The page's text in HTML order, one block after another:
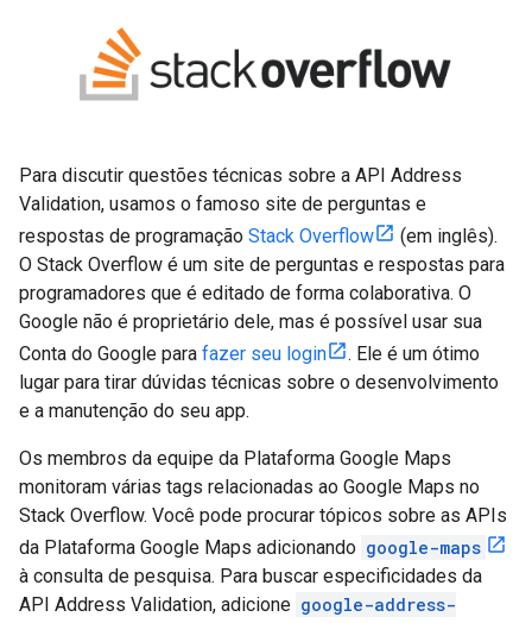
Para discutir questões técnicas sobre a API Address
Validation, usamos o famoso site de perguntas e
respostas de programação Stack Overflow
(em inglês).
O Stack Overflow é um site de perguntas e respostas para
programadores que é editado de forma colaborativa. O
Google não é proprietário dele, mas é possível usar sua
Conta do Google para fazer seu login
. Ele é um ótimo
lugar para tirar dúvidas técnicas sobre o desenvolvimento
e a manutenção do seu app.
Os membros da equipe da Plataforma Google Maps
monitoram várias tags relacionadas ao Google Maps no
Stack Overflow. Você pode procurar tópicos sobre as APIs
da Plataforma Google Maps adicionando google-maps
à consulta de pesquisa. Para buscar especificidades da
API Address Validation, adicione google-address-